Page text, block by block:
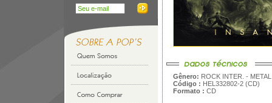
Gênero: ROCK INTER. - METAL
Código : HEL332802-2 (CD)
Formato : CD